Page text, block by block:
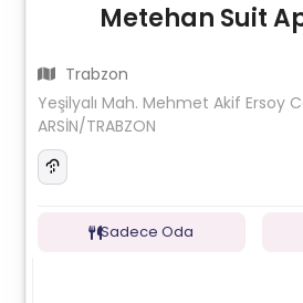
Metehan Suit
Trabzon
Yeşilyalı Mah. Mehmet Akif Ersoy
ARSİN/TRABZON
Sadece Oda